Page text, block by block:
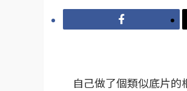
自己做了個類似底片